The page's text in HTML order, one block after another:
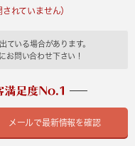
れていません）
ている場合があります。
お問い合わせ下さい！
メールで最新情報を確認